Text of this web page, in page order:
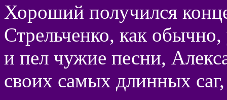
Хороший получился
Стрельченко, как
и пел чужие песни,
своих самых длинных